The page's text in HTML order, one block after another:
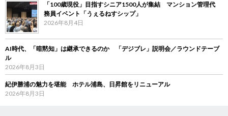
「100歳現役」目指すシニア1500人が集結 マンション管理代
務員イベント「うぇるねすシップ」
2026年8月4日
AI時代、「暗黙知」は継承できるのか 「デジブレ」説明会／ラウンドテーブ
ル
2026年8月3日
紀伊勝浦の魅力を堪能 ホテル浦島、日昇館をリニューアル
2026年8月3日